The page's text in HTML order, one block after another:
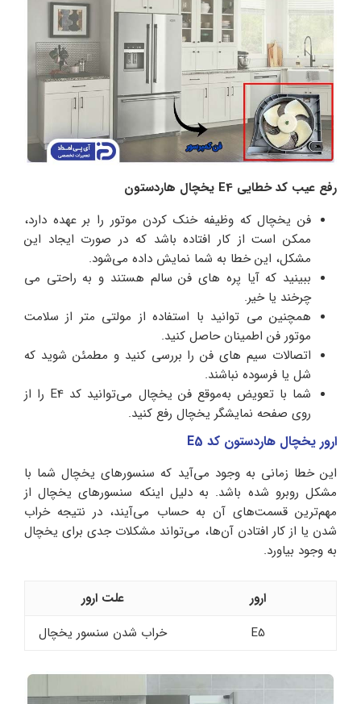
رفع عیب کد خطایی E4 یخچال هاردستون
فن یخچال که وظیفه خنک کردن موتور را بر عهده دارد،
ممکن است از کار افتاده باشد که در صورت ایجاد این
مشکل، این خطا به شما نمایش داده می‌شود.
ببینید که آیا پره های فن سالم هستند و به راحتی می
چرخند یا خیر.
همچنین می توانید با استفاده از مولتی متر از سلامت
موتور فن اطمینان حاصل کنید.
اتصالات سیم های فن را بررسی کنید و مطمئن شوید که
شل یا فرسوده نباشند.
شما با تعویض به‌موقع فن یخچال می‌توانید کد E4 را از
روی صفحه نمایشگر یخچال رفع کنید.
ارور یخچال هاردستون کد E5
این خطا زمانی به وجود می‌آید که سنسورهای یخچال شما با
مشکل روبرو شده باشد. به دلیل اینکه سنسورهای یخچال از
مهم‌ترین قسمت‌های آن به‌ حساب می‌آیند، در نتیجه خراب
شدن یا از کار افتادن آن‌ها، می‌تواند مشکلات جدی برای یخچال
به وجود بیاورد.
ارور
علت ارور
E5
خراب شدن سنسور یخچال